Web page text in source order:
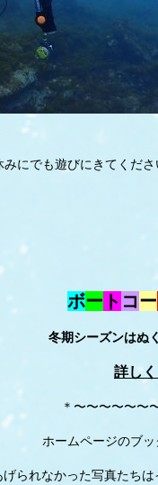
にでも遊びにきてくだ
ボー ト コー
冬期シーズンはぬ
詳し
＊〜〜〜〜〜〜
ホームページのブ
げられなかった写真たち